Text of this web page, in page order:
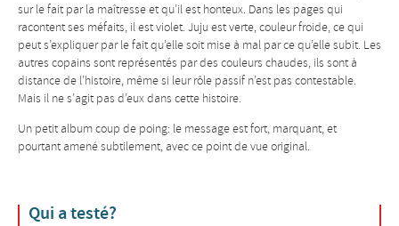
sur le fait par la maîtresse et qu’il est honteux. Dans les pages qui
racontent ses méfaits, il est violet. Juju est verte, couleur froide, ce qui
peut s’expliquer par le fait qu’elle soit mise à mal par ce qu’elle subit. Les
autres copains sont représentés par des couleurs chaudes, ils sont à
distance de l’histoire, même si leur rôle passif n’est pas contestable.
Mais il ne s’agit pas d’eux dans cette histoire.
Un petit album coup de poing: le message est fort, marquant, et
pourtant amené subtilement, avec ce point de vue original.
Qui a testé?